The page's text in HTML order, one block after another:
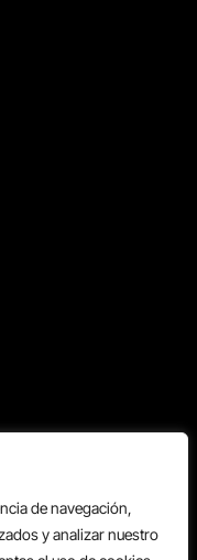
de navegación,
y analizar nuestro
reservados.